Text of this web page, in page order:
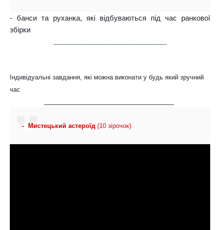
- банси та руханка, які відбуваються під час ранкової
збірки
Індивідуальні завдання, які можна виконати у будь який зручний
час
-  Мистецький астероїд (10 зірочок)